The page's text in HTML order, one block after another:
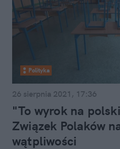
Polityka
26 sierpnia 2021, 17:36
"To wyrok na
Związek Polaków
wątpliwości